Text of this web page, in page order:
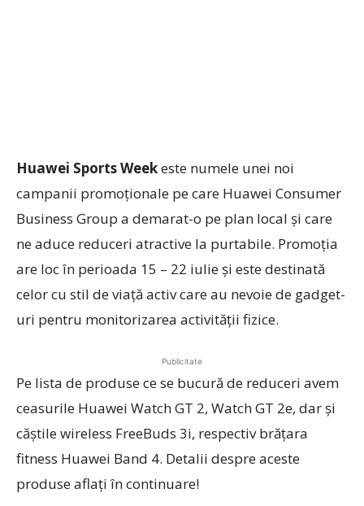
Huawei Sports Weekeste numele unei noi
campanii promoționale pe care Huawei Consumer
Business Group a demarat-o pe plan local și care
ne aduce reduceri atractive la purtabile. Promoția
are loc în perioada 15 – 22 iulie și este destinată
celor cu stil de viață activ care au nevoie de gadget-
uri pentru monitorizarea activității fizice.
Publicitate
Pe lista de produse ce se bucură de reduceri avem
ceasurile Huawei Watch GT 2, Watch GT 2e, dar și
căștile wireless FreeBuds 3i, respectiv brățara
fitness Huawei Band 4. Detalii despre aceste
produse aflați în continuare!